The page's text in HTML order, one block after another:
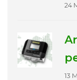
24
13